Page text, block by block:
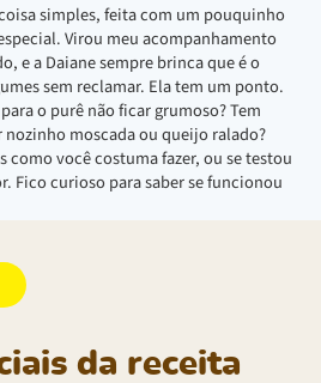
simples, feita com um pouquinho
Virou meu acompanhamento
e a Daiane sempre brinca que é o
sem reclamar. Ela tem um ponto.
o purê não ficar grumoso? Tem
moscada ou queijo ralado?
você costuma fazer, ou se testou
Fico curioso para saber se funcionou
da receita